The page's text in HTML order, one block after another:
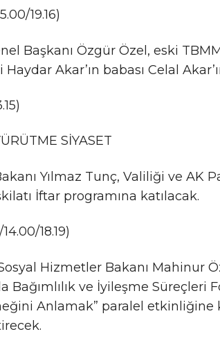
19.16)
Başkanı Özgür Özel, eski
Akar’ın babası Celal
SİYASET
Yılmaz Tunç, Valiliği ve AK
İftar programına katılacak.
18.19)
Hizmetler Bakanı Mahinur
Bağımlılık ve İyileşme Süreçleri
Anlamak” paralel